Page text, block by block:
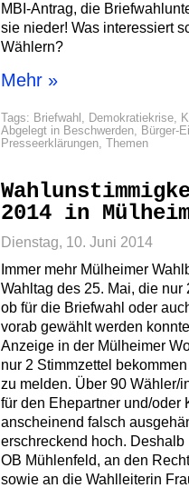
MBI-Antrag, die
sie nieder! Was interessiert
Wählern?
Mehr »
Tags: Briefwahl , Demokratiekrise,
Abgelegt in Beschwerden, Bürger-
Presseerklärungen, Themen
2014 in
Dienstag, 10. Juni 2014
Immer mehr Mülheimer
Wahltag des 25. Mai, die
ob für die Briefwahl oder
vorab gewählt werden
Anzeige in der Mülheimer
nur 2 Stimmzettel
zu melden. Über 90 Wähler/
für den Ehepartner und/oder
anscheinend falsch
erschreckend hoch.
OB Mühlenfeld, an den
sowie an die Wahlleiterin